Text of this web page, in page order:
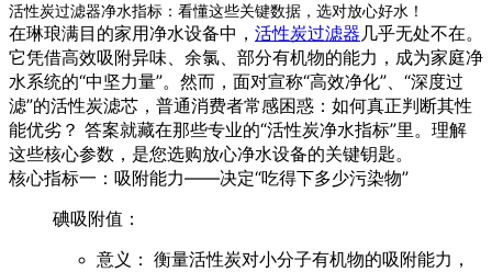
活性炭过滤器净水指标：看懂这些关键数据，选对放心好水！
在琳琅满目的家用净水设备中， 活性炭过滤器几乎无处不在。
它凭借高效吸附异味、余氯、部分有机物的能力，成为家庭净
水系统的“中坚力量”。然而，面对宣称“高效净化”、“深度过
滤”的活性炭滤芯，普通消费者常感困惑： 如何真正判断其性
能优劣？ 答案就藏在那些专业的“活性炭净水指标”里。理解
这些核心参数，是您选购放心净水设备的关键钥匙。
核心指标一：吸附能力——决定“吃得下多少污染物”
碘吸附值：
意义：
衡量活性炭对小分子有机物的吸附能力，